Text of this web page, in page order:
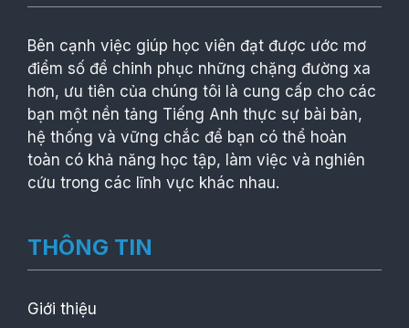
Bên cạnh việc giúp học viên đạt được ước mơ
điểm số để chinh phục những chặng đường xa
hơn, ưu tiên của chúng tôi là cung cấp cho các
bạn một nền tảng Tiếng Anh thực sự bài bản,
hệ thống và vững chắc để bạn có thể hoàn
toàn có khả năng học tập, làm việc và nghiên
cứu trong các lĩnh vực khác nhau.
THÔNG TIN
Giới thiệu